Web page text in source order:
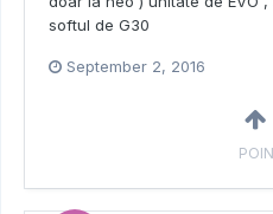
softul de G30
September 2, 2016